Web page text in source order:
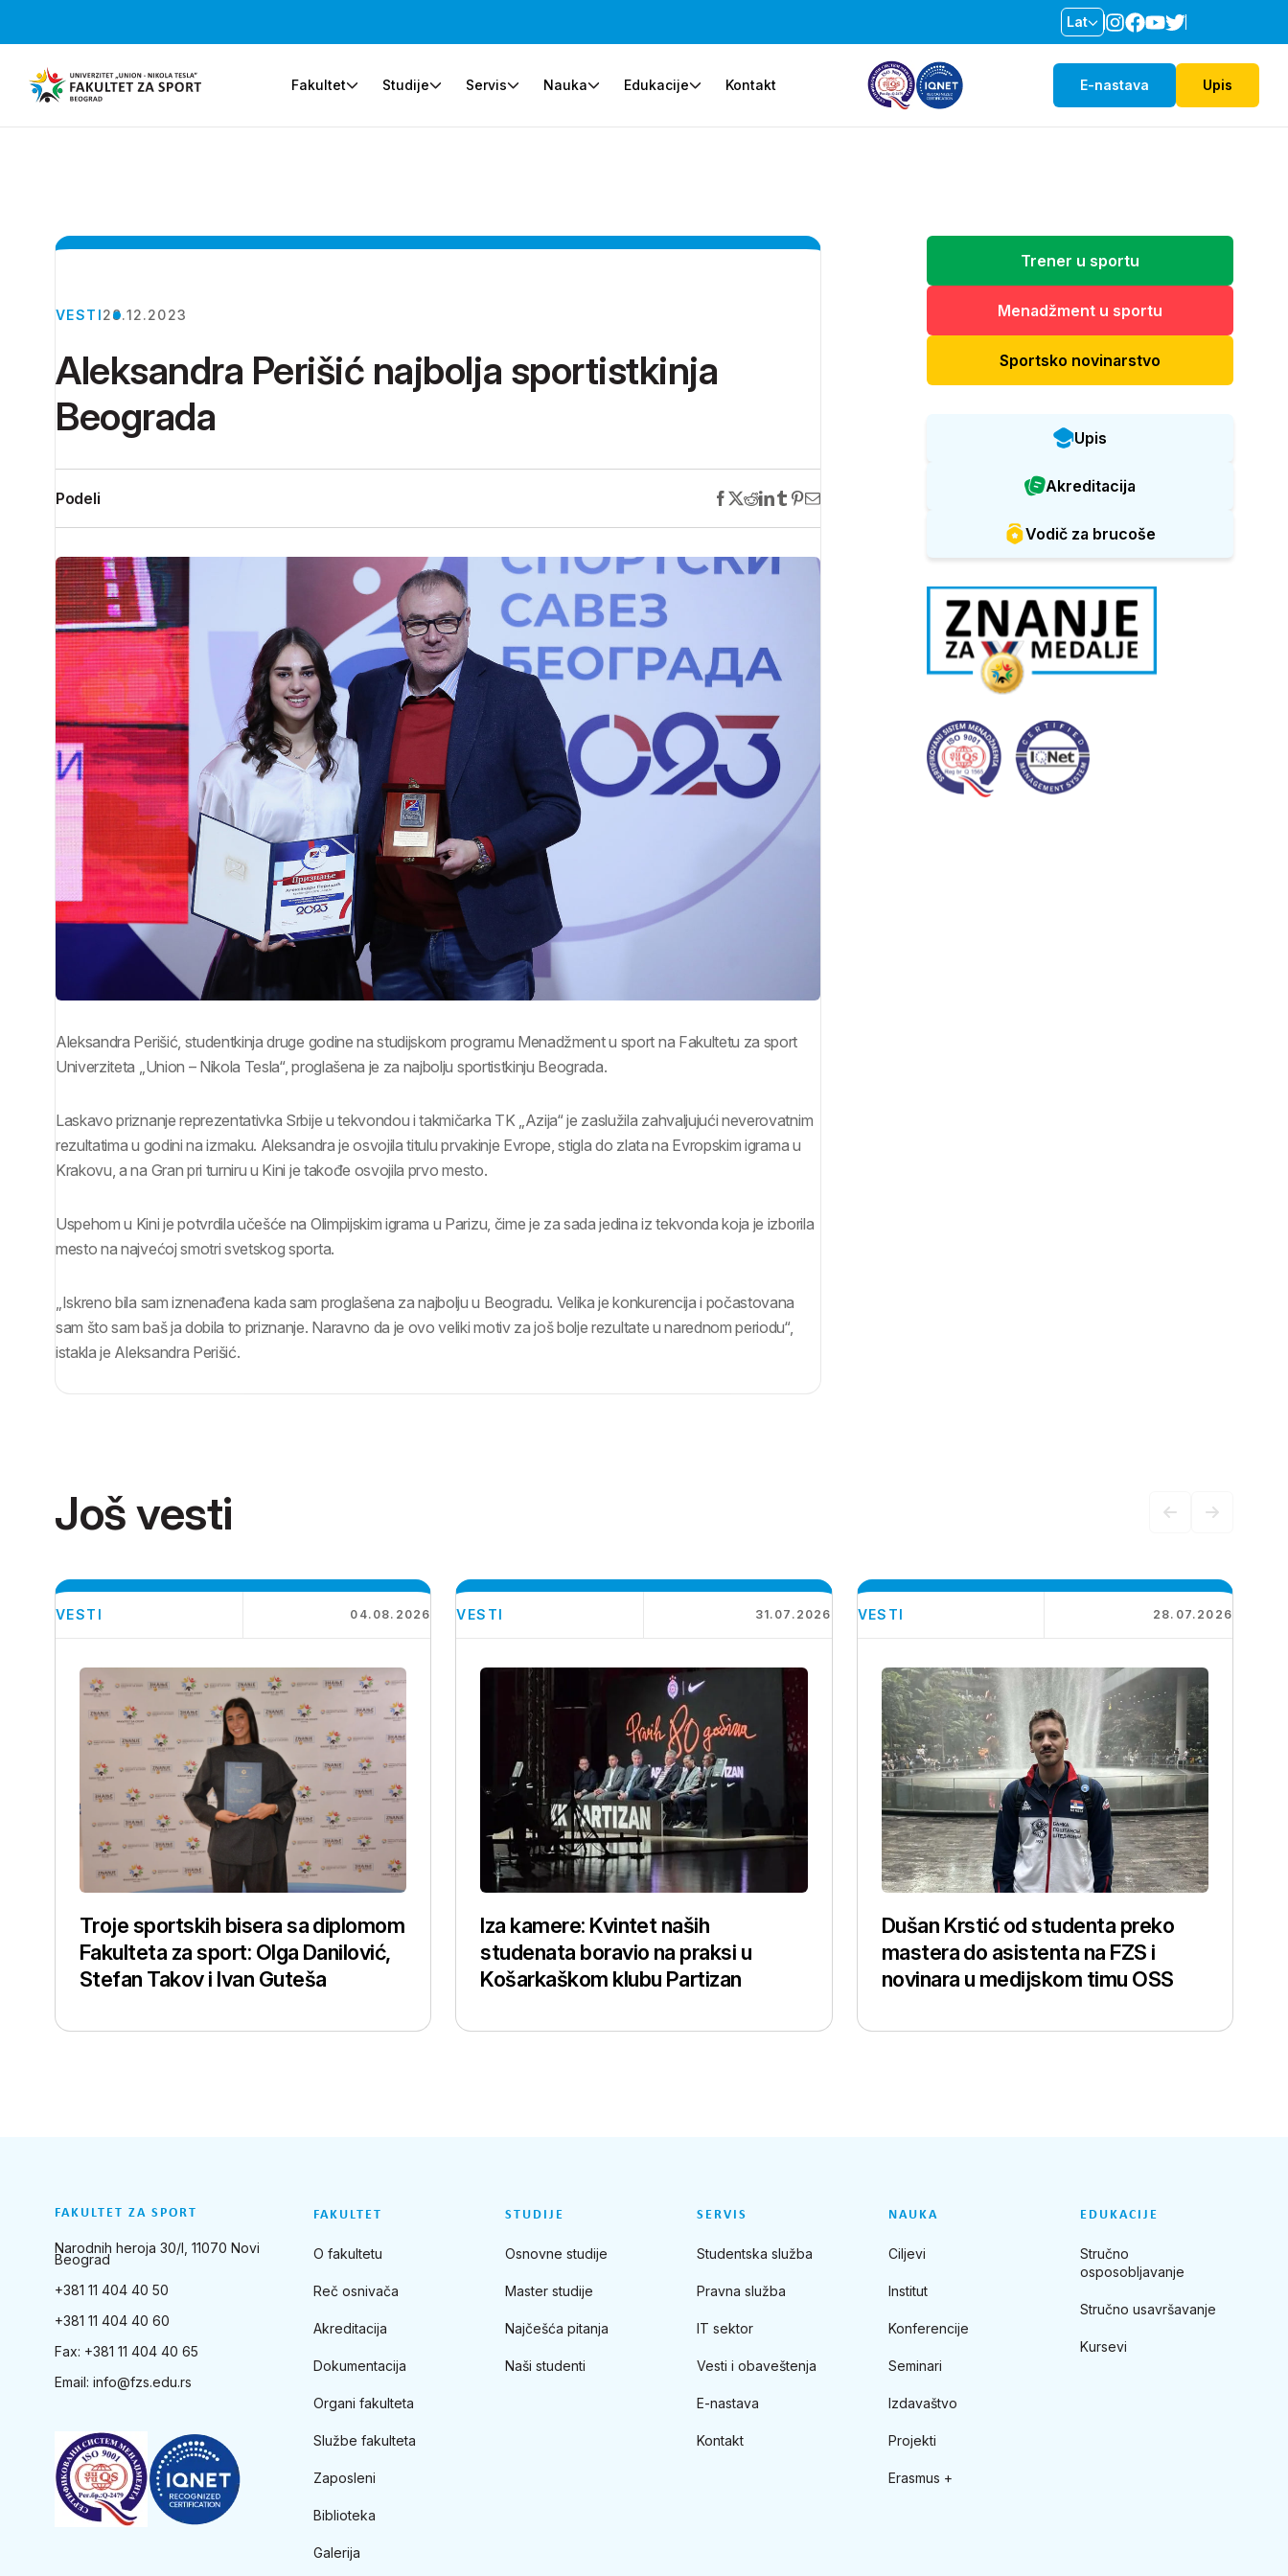
Lat
Fakultet Studije Servis Nauka Edukacije Kontakt E-nastava Upis
VESTI28.12.2023
Aleksandra Perišić najbolja sportistkinja
Beograda
Podeli
Aleksandra Perišić, studentkinja druge godine na studijskom programu Menadžment u sport na Fakultetu za sport
Univerziteta „Union – Nikola Tesla“, proglašena je za najbolju sportistkinju Beograda.
Laskavo priznanje reprezentativka Srbije u tekvondou i takmičarka TK „Azija“ je zaslužila zahvaljujući neverovatnim
rezultatima u godini na izmaku. Aleksandra je osvojila titulu prvakinje Evrope, stigla do zlata na Evropskim igrama u
Krakovu, a na Gran pri turniru u Kini je takođe osvojila prvo mesto.
Uspehom u Kini je potvrdila učešće na Olimpijskim igrama u Parizu, čime je za sada jedina iz tekvonda koja je izborila
mesto na najvećoj smotri svetskog sporta.
„Iskreno bila sam iznenađena kada sam proglašena za najbolju u Beogradu. Velika je konkurencija i počastovana
sam što sam baš ja dobila to priznanje. Naravno da je ovo veliki motiv za još bolje rezultate u narednom periodu“,
istakla je Aleksandra Perišić.
Trener u sportu
Menadžment u sportu
Sportsko novinarstvo
Upis
Akreditacija
Vodič za brucoše
Još vesti
VESTI 04.08.2026
Troje sportskih bisera sa diplomom
Fakulteta za sport: Olga Danilović,
Stefan Takov i Ivan Guteša
VESTI 31.07.2026
Iza kamere: Kvintet naših
studenata boravio na praksi u
Košarkaškom klubu Partizan
VESTI 28.07.2026
Dušan Krstić od studenta preko
mastera do asistenta na FZS i
novinara u medijskom timu OSS
FAKULTET ZA SPORT
Narodnih heroja 30/I, 11070 Novi
Beograd
+381 11 404 40 50
+381 11 404 40 60
Fax: +381 11 404 40 65
Email: info@fzs.edu.rs
FAKULTET
O fakultetu
Reč osnivača
Akreditacija
Dokumentacija
Organi fakulteta
Službe fakulteta
Zaposleni
Biblioteka
Galerija
STUDIJE
Osnovne studije
Master studije
Najčešća pitanja
Naši studenti
SERVIS
Studentska služba
Pravna služba
IT sektor
Vesti i obaveštenja
E-nastava
Kontakt
NAUKA
Ciljevi
Institut
Konferencije
Seminari
Izdavaštvo
Projekti
Erasmus +
EDUKACIJE
Stručno
osposobljavanje
Stručno usavršavanje
Kursevi